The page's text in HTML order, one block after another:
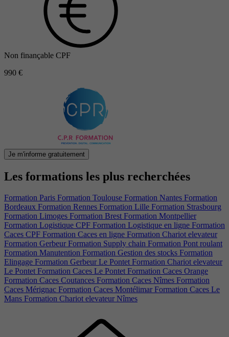
Non finançable CPF
990 €
Je m'informe gratuitement
Les formations les plus recherchées
Formation Paris Formation Toulouse Formation Nantes Formation
Bordeaux Formation Rennes Formation Lille Formation Strasbourg
Formation Limoges Formation Brest Formation Montpellier
Formation Logistique CPF Formation Logistique en ligne Formation
Caces CPF Formation Caces en ligne Formation Chariot elevateur
Formation Gerbeur Formation Supply chain Formation Pont roulant
Formation Manutention Formation Gestion des stocks Formation
Elingage Formation Gerbeur Le Pontet Formation Chariot elevateur
Le Pontet Formation Caces Le Pontet Formation Caces Orange
Formation Caces Coutances Formation Caces Nîmes Formation
Caces Mérignac Formation Caces Montélimar Formation Caces Le
Mans Formation Chariot elevateur Nîmes